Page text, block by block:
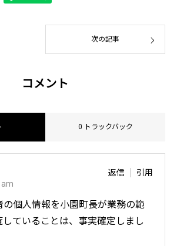
次の記事
コメント
0 トラックバック
返信 引用
の個人情報を小園町長が業務の範
していることは、事実確定しまし